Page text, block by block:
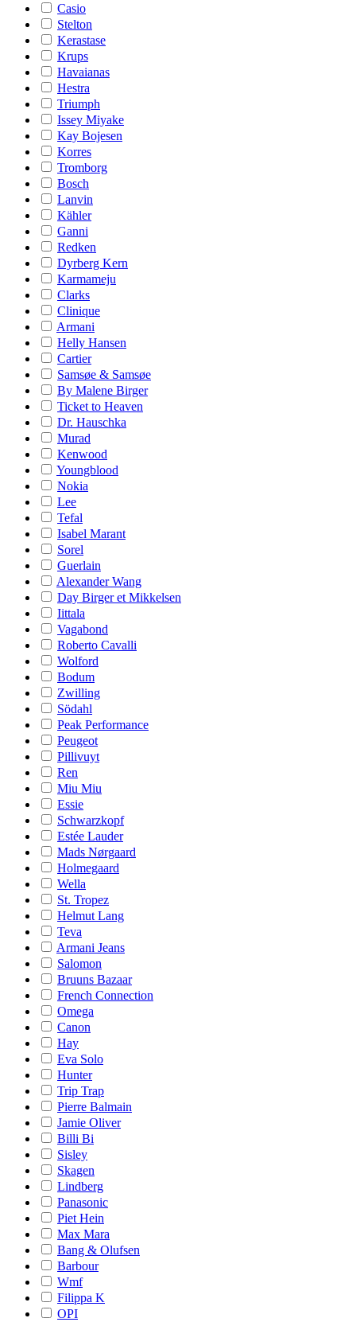
Casio
Stelton
Kerastase
Krups
Havaianas
Hestra
Triumph
Issey Miyake
Kay Bojesen
Korres
Tromborg
Bosch
Lanvin
Kähler
Ganni
Redken
Dyrberg Kern
Karmameju
Clarks
Clinique
Armani
Helly Hansen
Cartier
Samsøe & Samsøe
By Malene Birger
Ticket to Heaven
Dr. Hauschka
Murad
Kenwood
Youngblood
Nokia
Lee
Tefal
Isabel Marant
Sorel
Guerlain
Alexander Wang
Day Birger et Mikkelsen
Iittala
Vagabond
Roberto Cavalli
Wolford
Bodum
Zwilling
Södahl
Peak Performance
Peugeot
Pillivuyt
Ren
Miu Miu
Essie
Schwarzkopf
Estée Lauder
Mads Nørgaard
Holmegaard
Wella
St. Tropez
Helmut Lang
Teva
Armani Jeans
Salomon
Bruuns Bazaar
French Connection
Omega
Canon
Hay
Eva Solo
Hunter
Trip Trap
Pierre Balmain
Jamie Oliver
Billi Bi
Sisley
Skagen
Lindberg
Panasonic
Piet Hein
Max Mara
Bang & Olufsen
Barbour
Wmf
Filippa K
OPI